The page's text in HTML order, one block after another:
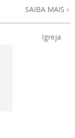
SAIBA MAIS
Igreja